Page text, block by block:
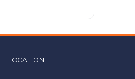
LOCATION